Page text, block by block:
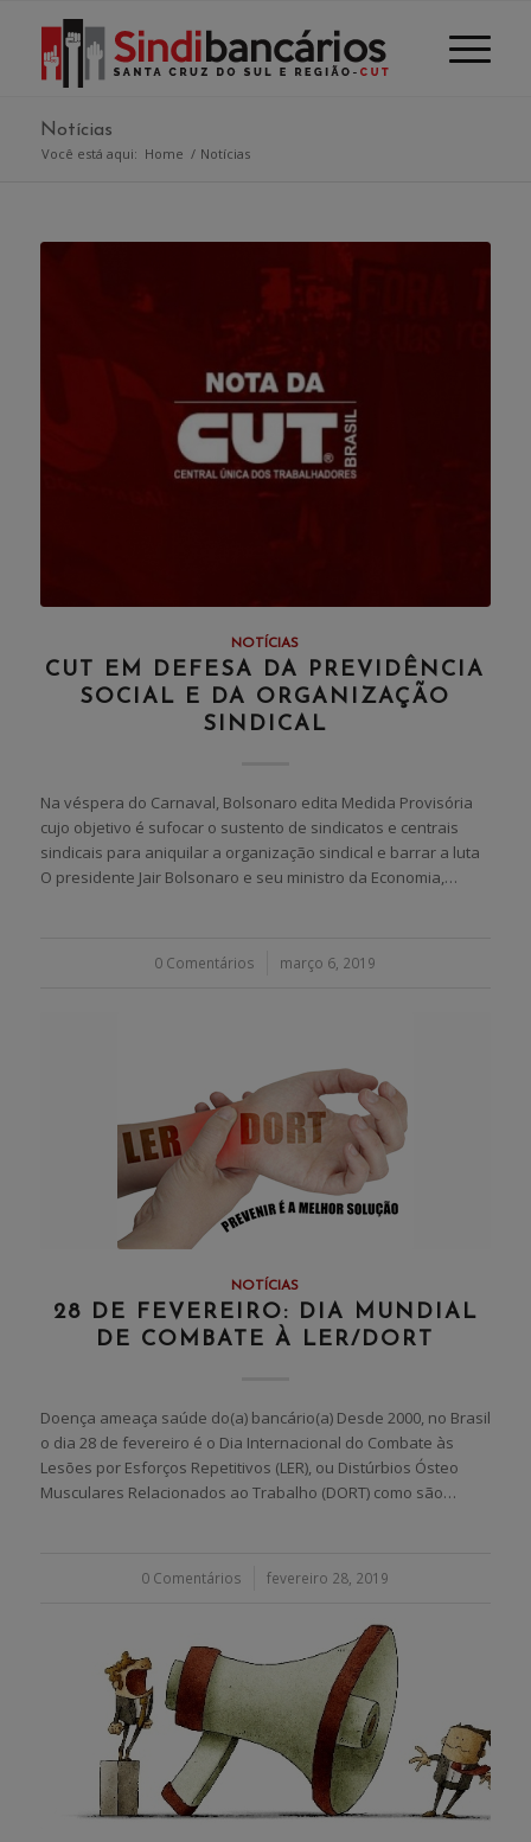
Notícias
Você está aqui: Home / Notícias
NOTÍCIAS
CUT EM DEFESA DA PREVIDÊNCIA
SOCIAL E DA ORGANIZAÇÃO
SINDICAL
Na véspera do Carnaval, Bolsonaro edita Medida Provisória
cujo objetivo é sufocar o sustento de sindicatos e centrais
sindicais para aniquilar a organização sindical e barrar a luta
O presidente Jair Bolsonaro e seu ministro da Economia,…
0 Comentários
/ março 6, 2019
NOTÍCIAS
28 DE FEVEREIRO: DIA MUNDIAL
DE COMBATE À LER/DORT
Doença ameaça saúde do(a) bancário(a) Desde 2000, no Brasil
o dia 28 de fevereiro é o Dia Internacional do Combate às
Lesões por Esforços Repetitivos (LER), ou Distúrbios Ósteo
Musculares Relacionados ao Trabalho (DORT) como são…
0 Comentários
/ fevereiro 28, 2019